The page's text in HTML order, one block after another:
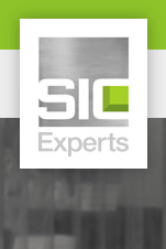
Passer
au
contenu